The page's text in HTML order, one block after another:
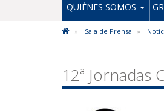
QUIÉNES SOMOS
Sala de Prensa
12ª Jornadas